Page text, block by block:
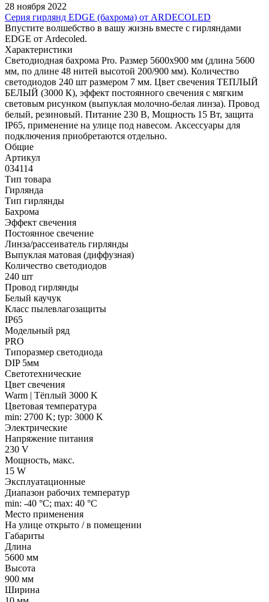
28 ноября 2022
Серия гирлянд EDGE (бахрома) от ARDECOLED
Впустите волшебство в вашу жизнь вместе с гирляндами
EDGE от Ardecoled.
Характеристики
Светодиодная бахрома Pro. Размер 5600x900 мм (длина 5600
мм, по длине 48 нитей высотой 200/900 мм). Количество
светодиодов 240 шт размером 7 мм. Цвет свечения ТЕПЛЫЙ
БЕЛЫЙ (3000 К), эффект постоянного свечения с мягким
световым рисунком (выпуклая молочно-белая линза). Провод
белый, резиновый. Питание 230 В, Мощность 15 Вт, защита
IP65, применение на улице под навесом. Аксессуары для
подключения приобретаются отдельно.
Общие
Артикул
034114
Тип товара
Гирлянда
Тип гирлянды
Бахрома
Эффект свечения
Постоянное свечение
Линза/рассеиватель гирлянды
Выпуклая матовая (диффузная)
Количество светодиодов
240 шт
Провод гирлянды
Белый каучук
Класс пылевлагозащиты
IP65
Модельный ряд
PRO
Типоразмер светодиода
DIP 5мм
Светотехнические
Цвет свечения
Warm | Тёплый 3000 K
Цветовая температура
min: 2700 K; typ: 3000 K
Электрические
Напряжение питания
230 V
Мощность, макс.
15 W
Эксплуатационные
Диапазон рабочих температур
min: -40 °C; max: 40 °C
Место применения
На улице открыто / в помещении
Габариты
Длина
5600 мм
Высота
900 мм
Ширина